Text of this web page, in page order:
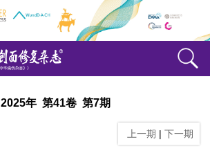
2025年 第41卷 第7期
上一期 | 下一期